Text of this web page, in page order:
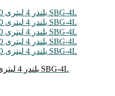
بلندر 4 لیتری 2800 وات صنعتی اسمارت مدل SBG-4L